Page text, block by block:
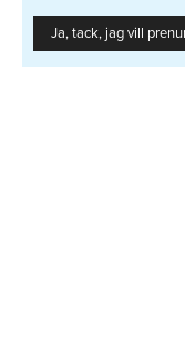
Ja, tack, jag vill